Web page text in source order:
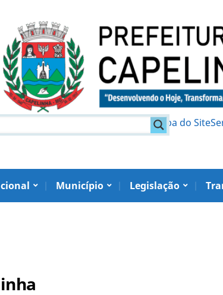
Mapa do Site
Município Legislação